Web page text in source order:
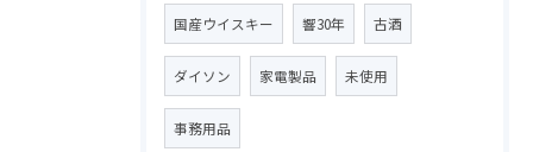
国産ウイスキー 響30年 古酒
ダイソン 家電製品 未使用
事務用品